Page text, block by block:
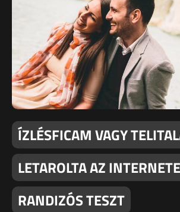
ÍZLÉSFICAM VAGY
LETAROLTA AZ
RANDIZÓS TESZT